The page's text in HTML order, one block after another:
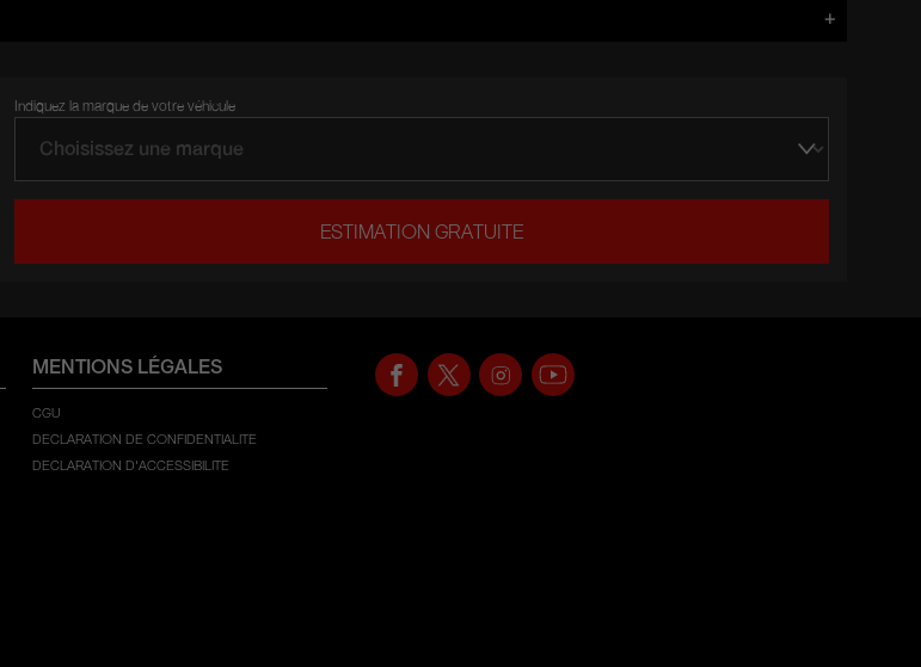
Indiquez la marque de votre véhicule
ESTIMATION GRATUITE
MENTIONS LÉGALES
CGU
DECLARATION DE CONFIDENTIALITE
DECLARATION D'ACCESSIBILITE